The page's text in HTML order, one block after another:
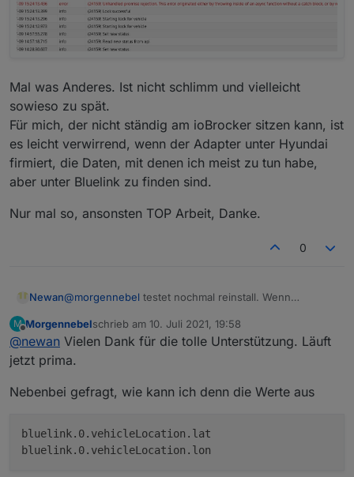
bluelink.0
2021-07-06 14:49:03.274	warn	Read-
bluelink.0
2021-07-06 14:49:03.202	warn	Read-
bluelink.0
bluelink.0
Mal was Anderes. Ist nicht schlimm und vielleicht
sowieso zu spät.
Für mich, der nicht ständig am ioBrocker sitzen kann, ist
es leicht verwirrend, wenn der Adapter unter Hyundai
firmiert, die Daten, mit denen ich meist zu tun habe,
aber unter Bluelink zu finden sind.
Nur mal so, ansonsten TOP Arbeit, Danke.
0
Newan@morgennebel testet nochmal reinstall. Wenn
M Morgennebelschrieb am 10. Juli 2021, 19:58
zuletzt editiert von
@newan Vielen Dank für die tolle Unterstützung. Läuft
jetzt prima.
Nebenbei gefragt, wie kann ich denn die Werte aus
bluelink.0.vehicleLocation.lat